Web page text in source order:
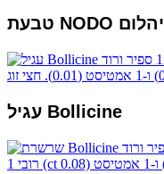
טבעת NODO יהלום
עגיל Bollicine